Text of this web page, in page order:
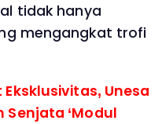
tidak hanya
mengangkat trofi
Unesa
Senjata ‘Modul